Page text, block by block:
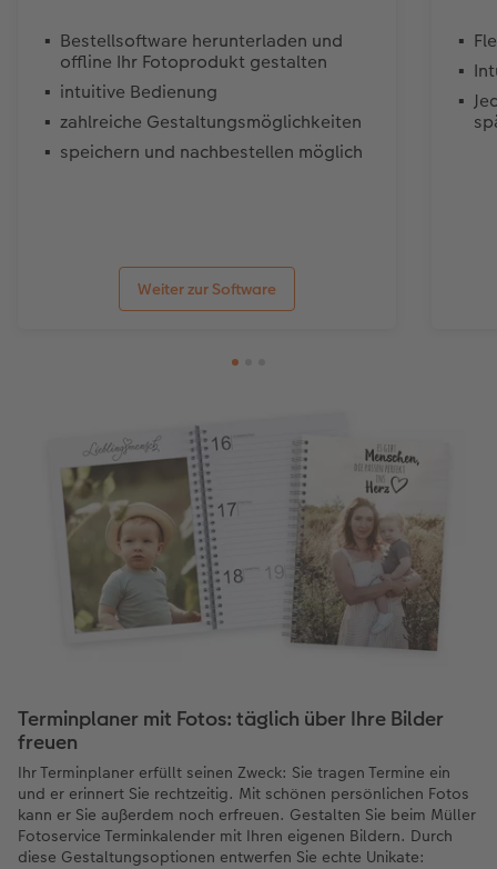
Bestellsoftware herunterladen und
offline Ihr Fotoprodukt gestalten
intuitive Bedienung
zahlreiche Gestaltungsmöglichkeiten
speichern und nachbestellen möglich
Weiter zur Software
Terminplaner mit Fotos: täglich über Ihre Bilder
freuen
Ihr Terminplaner erfüllt seinen Zweck: Sie tragen Termine ein
und er erinnert Sie rechtzeitig. Mit schönen persönlichen Fotos
kann er Sie außerdem noch erfreuen. Gestalten Sie beim Müller
Fotoservice Terminkalender mit Ihren eigenen Bildern. Durch
diese Gestaltungsoptionen entwerfen Sie echte Unikate: